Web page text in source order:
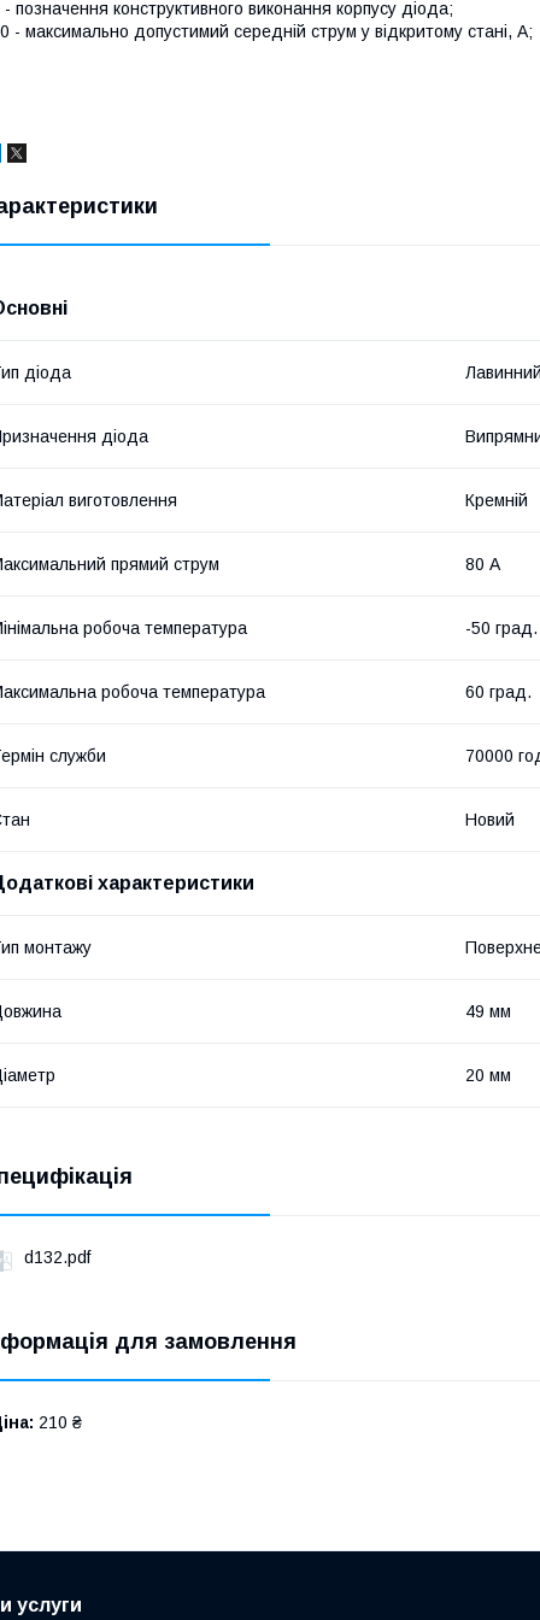
- позначення конструктивного виконання корпусу діода;
- максимально допустимий середній струм у відкритому стані, А;
діода
діода
виготовлення Кремній
прямий струм 80 А
робоча температура -50 град.
робоча температура 60 град.
служби 70000
Новий
характеристики
монтажу
49 мм
20 мм
d132.pdf
для замовлення
210 ₴
услуги